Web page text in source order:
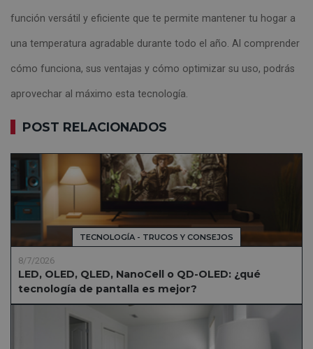
función versátil y eficiente que te permite mantener tu hogar a
una temperatura agradable durante todo el año. Al comprender
cómo funciona, sus ventajas y cómo optimizar su uso, podrás
aprovechar al máximo esta tecnología.
POST RELACIONADOS
TECNOLOGÍA - TRUCOS Y CONSEJOS
8/7/2026
LED, OLED, QLED, NanoCell o QD-OLED: ¿qué
tecnología de pantalla es mejor?